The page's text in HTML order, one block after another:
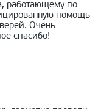
работающему по
помощь
Очень
спасибо!